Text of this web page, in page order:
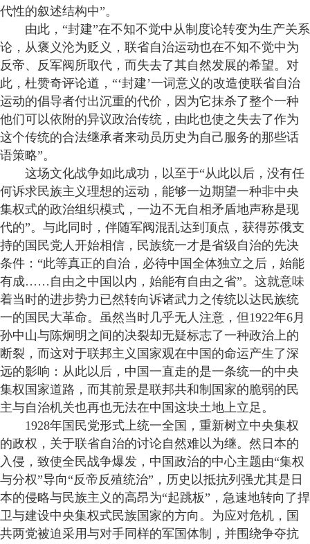
代性的叙述结构中”。
由此，“封建”在不知不觉中从制度论转变为生产关系
论，从褒义沦为贬义，联省自治运动也在不知不觉中为
反帝、反军阀所取代，而失去了其自然发展的希望。对
此，杜赞奇评论道，“‘封建’一词意义的改造使联省自治
运动的倡导者付出沉重的代价，因为它抹杀了整个一种
他们可以依附的异议政治传统，由此也使之失去了作为
这个传统的合法继承者来动员历史为自己服务的那些话
语策略”。
这场文化战争如此成功，以至于“从此以后，没有任
何诉求民族主义理想的运动，能够一边期望一种非中央
集权式的政治组织模式，一边不无自相矛盾地声称是现
代的”。与此同时，伴随军阀混乱达到顶点，获得苏俄支
持的国民党人开始相信，民族统一才是省级自治的先决
条件：“此等真正的自治，必待中国全体独立之后，始能
有成……自由之中国以内，始能有自由之省”。这就意味
着当时的进步势力已然转向诉诸武力之传统以达民族统
一的国民大革命。虽然当时几乎无人注意，但1922年6月
孙中山与陈炯明之间的决裂却无疑标志了一种政治上的
断裂，而这对于联邦主义国家观在中国的命运产生了深
远的影响：从此以后，中国一直走的是一条统一的中央
集权国家道路，而其前景是联邦共和制国家的脆弱的民
主与自治机关也再也无法在中国这块土地上立足。
1928年国民党形式上统一全国，重新树立中央集权
的政权，关于联省自治的讨论自然难以为继。然日本的
入侵，致使全民战争爆发，中国政治的中心主题由“集权
与分权”导向“反帝反殖统治”，历史以抵抗列强尤其是日
本的侵略与民族主义的高昂为“起跳板”，急速地转向了捍
卫与建设中央集权式民族国家的方向。为应对危机，国
共两党被迫采用与对手同样的军国体制，并围绕争夺抗